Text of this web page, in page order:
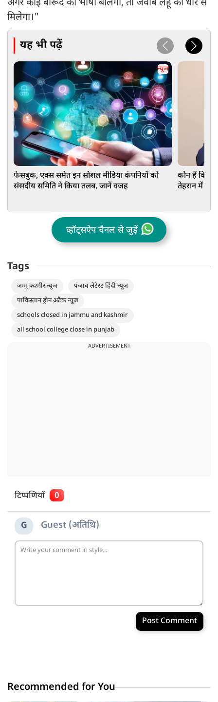
अगर कोई बारूद की भाषा बोलेगा, तो जवाब लहू की धार से
मिलेगा।"
यह भी पढ़ें
न्यूज
फेसबुक, एक्स समेत इन सोशल मीडिया कंपनियों को
संसदीय समिति ने किया तलब, जानें वजह
कौन हैं
तेहरान में दी
व्हॉट्सऐप चैनल से जुड़ें
Tags
जम्मू कश्मीर न्यूज
पंजाब लेटेस्ट हिंदी न्यूज
पाकिस्तान ड्रोन अटैक न्यूज
schools closed in jammu and kashmir
all school college close in punjab
ADVERTISEMENT
टिप्पणियाँ 0
G Guest (अतिथि)
Post Comment
Recommended for You